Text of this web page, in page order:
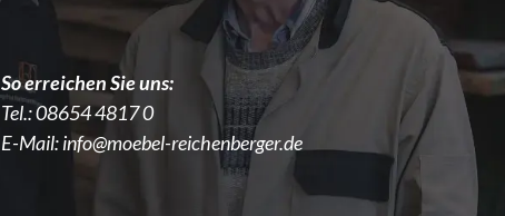
So erreichen Sie uns:
Tel.:08654 4817 0
E-Mail:info@moebel-reichenberger.de